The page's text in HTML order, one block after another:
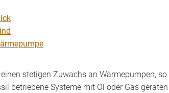
stetigen Zuwachs an Wärmepumpen,
betriebene Systeme mit Öl oder Gas